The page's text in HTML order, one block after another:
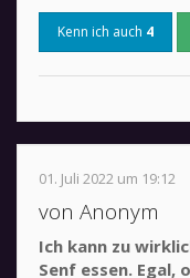
Kenn ich auch 4
01. Juli 2022 um 19:12
von Anonym
Ich kann zu
Senf essen. Egal,